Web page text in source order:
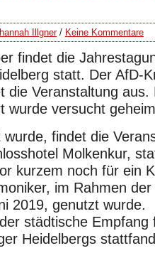
Illgner/ Keine Kommentare
findet die
statt. Der AfD-
die Veranstaltung aus.
wurde versucht
findet die
Molkenkur,
kurzem noch für ein
im Rahmen
2019, genutzt wurde.
städtische Empfang
Heidelbergs